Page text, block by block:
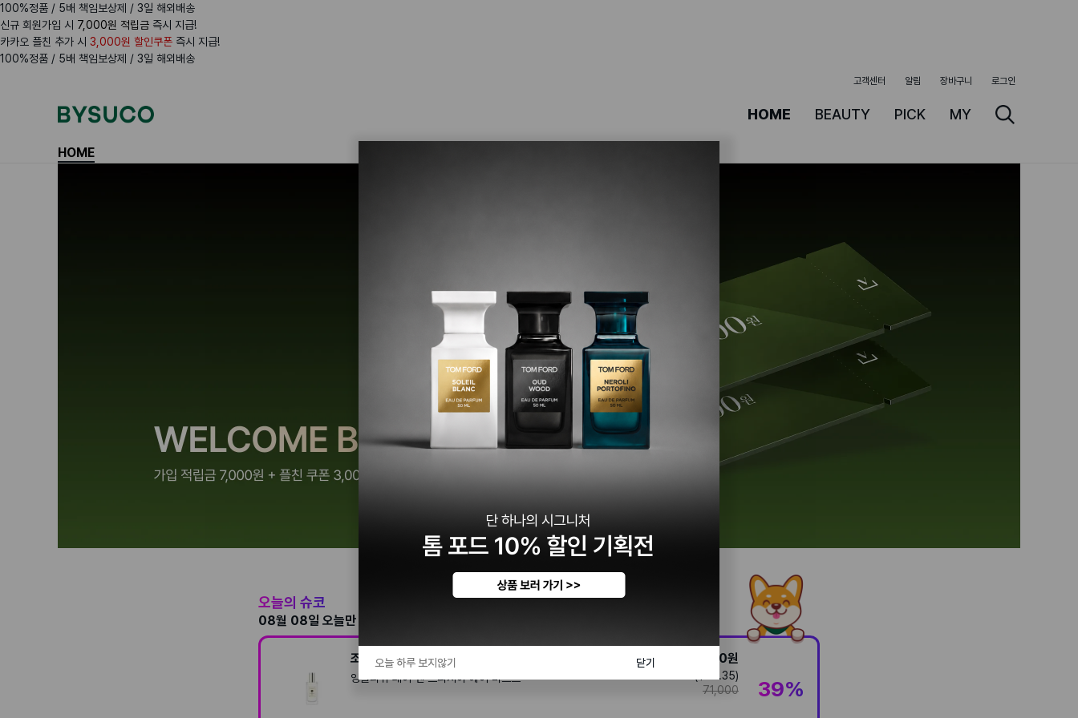
오늘 하루 보지않기 닫기
100%정품 / 5배 책임보상제 / 3일 해외배송
신규 회원가입 시 7,000원 적립금 즉시 지급!
카카오 플친 추가 시 3,000원 할인쿠폰 즉시 지급!
100%정품 / 5배 책임보상제 / 3일 해외배송
HOME BEAUTY PICK MY
고객센터 알림 장바구니 로그인
HOME
오늘의 슈코
08월 08일 오늘만 특가 🥳
조 말론
잉글리쉬 페어 앤 프리지아 헤어 미스트
43,400원
30.35)
71,000
39%